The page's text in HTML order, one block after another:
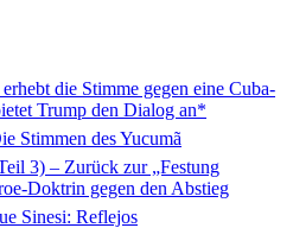
die Stimme gegen eine Cuba-
Trump den Dialog an*
Stimmen des Yucumã
3) – Zurück zur „Festung
Doktrin gegen den Abstieg
Sinesi: Reflejos